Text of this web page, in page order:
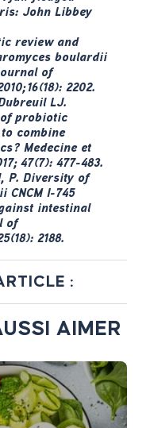
John Libbey
review and
boulardii
of
16(18): 2202.
LJ.
probiotic
combine
Medecine et
47(7): 477-483.
P. Diversity of
CNCM I-745
intestinal
of
2188.
:
AIMER